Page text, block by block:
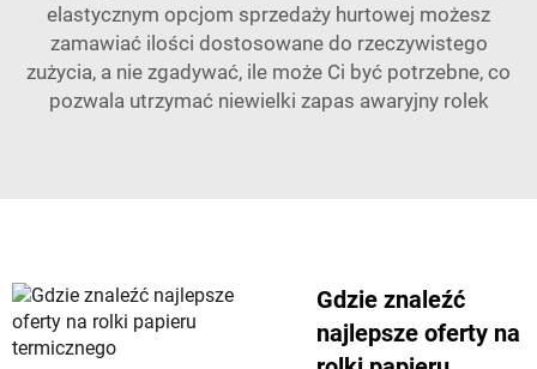
elastycznym opcjom sprzedaży hurtowej możesz
zamawiać ilości dostosowane do rzeczywistego
zużycia, a nie zgadywać, ile może Ci być potrzebne, co
pozwala utrzymać niewielki zapas awaryjny rolek
Gdzie znaleźć
najlepsze oferty na